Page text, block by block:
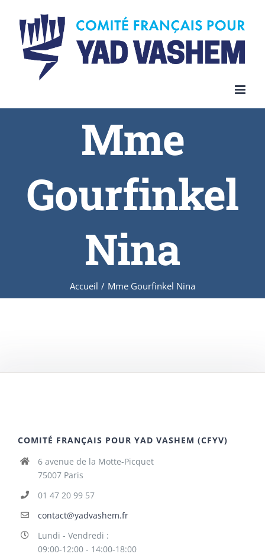
content
Mme
Gourfinkel
Nina
Accueil / Mme Gourfinkel Nina
COMITÉ FRANÇAIS POUR YAD VASHEM (CFYV)
6 avenue de la Motte-Picquet
75007 Paris
01 47 20 99 57
contact@yadvashem.fr
Lundi - Vendredi :
09:00-12:00 - 14:00-18:00